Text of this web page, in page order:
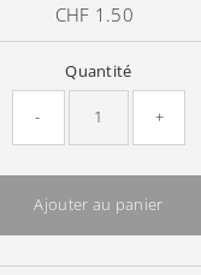
Prix
ordinaire
CHF 1.50
Quantité
- +
Ajouter au panier